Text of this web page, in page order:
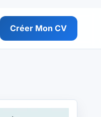
Créer Mon CV